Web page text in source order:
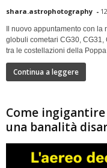
shara.astrophotography -
Il nuovo appuntamento con la
globuli cometari CG30,
tra le costellazioni della
Continua a leggere
Come
una banalità